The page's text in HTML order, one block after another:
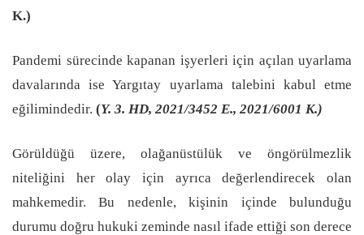
K.)
Pandemi sürecinde kapanan işyerleri için açılan uyarlama
davalarında ise Yargıtay uyarlama talebini kabul etme
eğilimindedir. (Y. 3. HD, 2021/3452 E., 2021/6001 K.)
Görüldüğü üzere, olağanüstülük ve öngörülmezlik
niteliğini her olay için ayrıca değerlendirecek olan
mahkemedir. Bu nedenle, kişinin içinde bulunduğu
durumu doğru hukuki zeminde nasıl ifade ettiği son derece